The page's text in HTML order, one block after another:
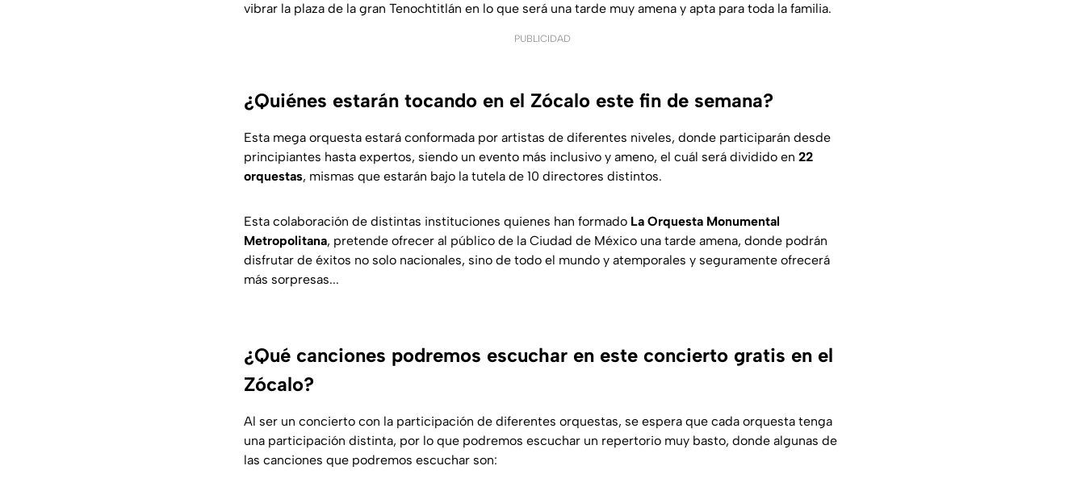
vibrar la plaza de la gran Tenochtitlán en lo que será una tarde muy amena y apta para toda la familia.
PUBLICIDAD
¿Quiénes estarán tocando en el Zócalo este fin de semana?
Esta mega orquesta estará conformada por artistas de diferentes niveles, donde participarán desde
principiantes hasta expertos, siendo un evento más inclusivo y ameno, el cuál será dividido en 22
orquestas, mismas que estarán bajo la tutela de 10 directores distintos.
Esta colaboración de distintas instituciones quienes han formado La Orquesta Monumental
Metropolitana, pretende ofrecer al público de la Ciudad de México una tarde amena, donde podrán
disfrutar de éxitos no solo nacionales, sino de todo el mundo y atemporales y seguramente ofrecerá
más sorpresas...
¿Qué canciones podremos escuchar en este concierto gratis en el
Zócalo?
Al ser un concierto con la participación de diferentes orquestas, se espera que cada orquesta tenga
una participación distinta, por lo que podremos escuchar un repertorio muy basto, donde algunas de
las canciones que podremos escuchar son: